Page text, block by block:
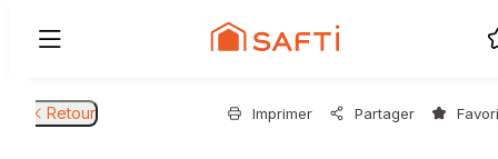
Retour Imprimer Partager